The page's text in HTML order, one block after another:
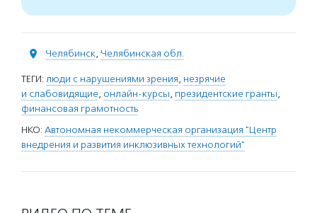
Челябинск, Челябинская обл.
ТЕГИ: люди с нарушениями зрения, незрячие
и слабовидящие, онлайн-курсы, президентские гранты,
финансовая грамотность
НКО: Автономная некоммерческая организация "Центр
внедрения и развития инклюзивных технологий"